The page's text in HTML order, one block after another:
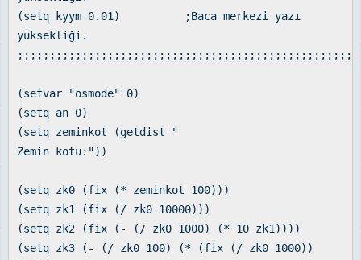
(setq kyym 0.01) ;Baca merkezi yazı
yüksekliği.
(setvar "osmode" 0)
(setq an 0)
(setq zeminkot (getdist "
Zemin kotu:"))
(setq zk0 (fix (* zeminkot 100)))
(setq zk1 (fix (/ zk0 10000)))
(setq zk2 (fix (- (/ zk0 1000) (* 10 zk1))))
(setq zk3 (- (/ zk0 100) (* (fix (/ zk0 1000))